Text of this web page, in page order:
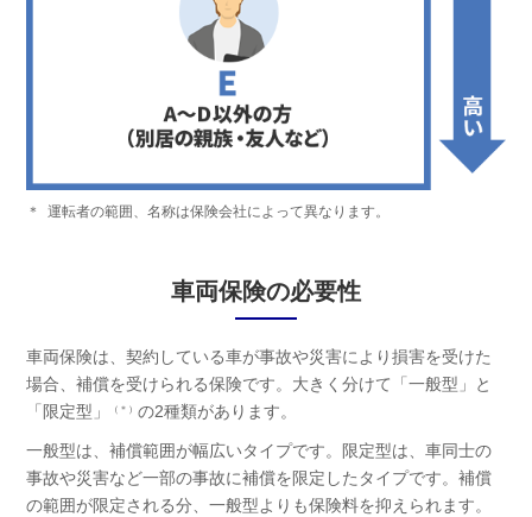
＊ 運転者の範囲、名称は保険会社によって異なります。
車両保険の必要性
車両保険は、契約している車が事故や災害により損害を受けた
場合、補償を受けられる保険です。大きく分けて「一般型」と
「限定型」
（＊） の2種類があります。
一般型は、補償範囲が幅広いタイプです。限定型は、車同士の
事故や災害など一部の事故に補償を限定したタイプです。補償
の範囲が限定される分、一般型よりも保険料を抑えられます。